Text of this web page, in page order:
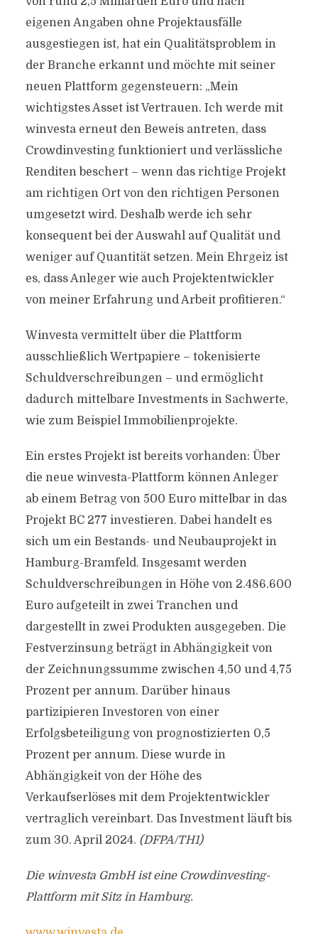
eigenen Angaben ohne Projektausfälle
ausgestiegen ist, hat ein Qualitätsproblem in
der Branche erkannt und möchte mit seiner
neuen Plattform gegensteuern: „Mein
wichtigstes Asset ist Vertrauen. Ich werde mit
winvesta erneut den Beweis antreten, dass
Crowdinvesting funktioniert und verlässliche
Renditen beschert – wenn das richtige Projekt
am richtigen Ort von den richtigen Personen
umgesetzt wird. Deshalb werde ich sehr
konsequent bei der Auswahl auf Qualität und
weniger auf Quantität setzen. Mein Ehrgeiz ist
es, dass Anleger wie auch Projektentwickler
von meiner Erfahrung und Arbeit profitieren.“
Winvesta vermittelt über die Plattform
ausschließlich Wertpapiere – tokenisierte
Schuldverschreibungen – und ermöglicht
dadurch mittelbare Investments in Sachwerte,
wie zum Beispiel Immobilienprojekte.
Ein erstes Projekt ist bereits vorhanden: Über
die neue winvesta-Plattform können Anleger
ab einem Betrag von 500 Euro mittelbar in das
Projekt BC 277 investieren. Dabei handelt es
sich um ein Bestands- und Neubauprojekt in
Hamburg-Bramfeld. Insgesamt werden
Schuldverschreibungen in Höhe von 2.486.600
Euro aufgeteilt in zwei Tranchen und
dargestellt in zwei Produkten ausgegeben. Die
Festverzinsung beträgt in Abhängigkeit von
der Zeichnungssumme zwischen 4,50 und 4,75
Prozent per annum. Darüber hinaus
partizipieren Investoren von einer
Erfolgsbeteiligung von prognostizierten 0,5
Prozent per annum. Diese wurde in
Abhängigkeit von der Höhe des
Verkaufserlöses mit dem Projektentwickler
vertraglich vereinbart. Das Investment läuft bis
zum 30. April 2024. (DFPA/TH1)
Die winvesta GmbH ist eine Crowdinvesting-
Plattform mit Sitz in Hamburg.